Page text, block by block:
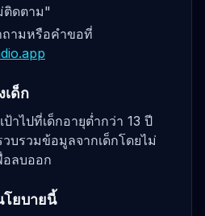
ติดตาม"
ถามหรือคำขอที่
เด็ก
าไปที่เด็กอายุต่ำกว่า 13 ปี
บรวมข้อมูลจากเด็กโดยไม่
อลบออก
โยบายนี้